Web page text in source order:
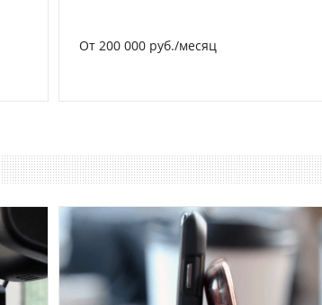
От 200 000 руб./месяц